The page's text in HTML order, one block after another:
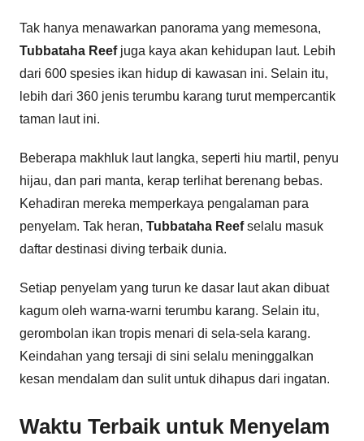
Tak hanya menawarkan panorama yang memesona,
Tubbataha Reefjuga kaya akan kehidupan laut. Lebih
dari 600 spesies ikan hidup di kawasan ini. Selain itu,
lebih dari 360 jenis terumbu karang turut mempercantik
taman laut ini.
Beberapa makhluk laut langka, seperti hiu martil, penyu
hijau, dan pari manta, kerap terlihat berenang bebas.
Kehadiran mereka memperkaya pengalaman para
penyelam. Tak heran, Tubbataha Reefselalu masuk
daftar destinasi diving terbaik dunia.
Setiap penyelam yang turun ke dasar laut akan dibuat
kagum oleh warna-warni terumbu karang. Selain itu,
gerombolan ikan tropis menari di sela-sela karang.
Keindahan yang tersaji di sini selalu meninggalkan
kesan mendalam dan sulit untuk dihapus dari ingatan.
Waktu Terbaik untuk Menyelam